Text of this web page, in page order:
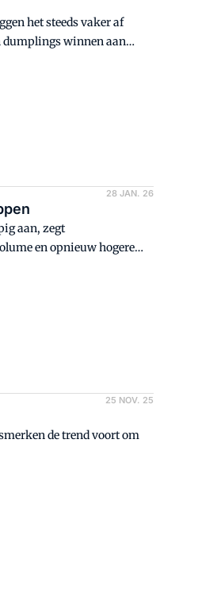
het steeds vaker af
dumplings winnen aan
28 JAN. 26
aan, zegt
en opnieuw hogere
25 NOV. 25
de trend voort om